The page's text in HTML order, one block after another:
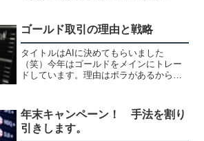
同じ流れになります。指導の様子⇩指導を
受けた方々の感想3週...
ゴールド取引の理由と戦略
タイトルはAIに決めてもらいました
（笑）今年はゴールドをメインにトレー
ドしています。理由はボラがあるからも
を見てもずっと持ってればいいだけなん
ですよね（笑）日足それで思...
年末キャンペーン！ 手法を割り
引きします。